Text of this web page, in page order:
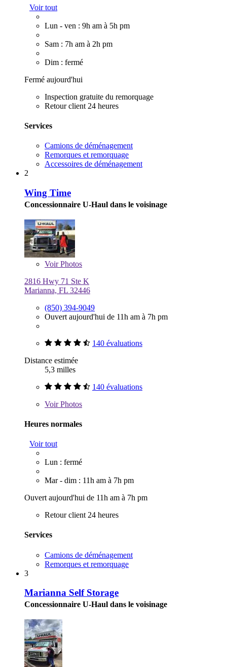
Voir tout
Lun - ven : 9h am à 5h pm
Sam : 7h am à 2h pm
Dim : fermé
Fermé aujourd'hui
Inspection gratuite du remorquage
Retour client 24 heures
Services
Camions de déménagement
Remorques et remorquage
Accessoires de déménagement
2
Wing Time
Concessionnaire U-Haul dans le voisinage
VoirPhotos
2816 Hwy 71 Ste K
Marianna, FL 32446
(850) 394-9049
Ouvert aujourd'hui de 11h am à 7h pm
140 évaluations
Distance estimée
5,3 milles
140 évaluations
VoirPhotos
Heures normales
Voir tout
Lun : fermé
Mar - dim : 11h am à 7h pm
Ouvert aujourd'hui de 11h am à 7h pm
Retour client 24 heures
Services
Camions de déménagement
Remorques et remorquage
3
Marianna Self Storage
Concessionnaire U-Haul dans le voisinage